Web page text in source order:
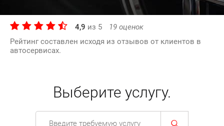
4,9 из 5 19 оценок
Рейтинг составлен исходя из отзывов от клиентов в
автосервисах.
Выберите услугу.